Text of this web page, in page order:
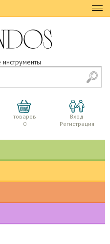
товаров
0
Вход
Регистрация